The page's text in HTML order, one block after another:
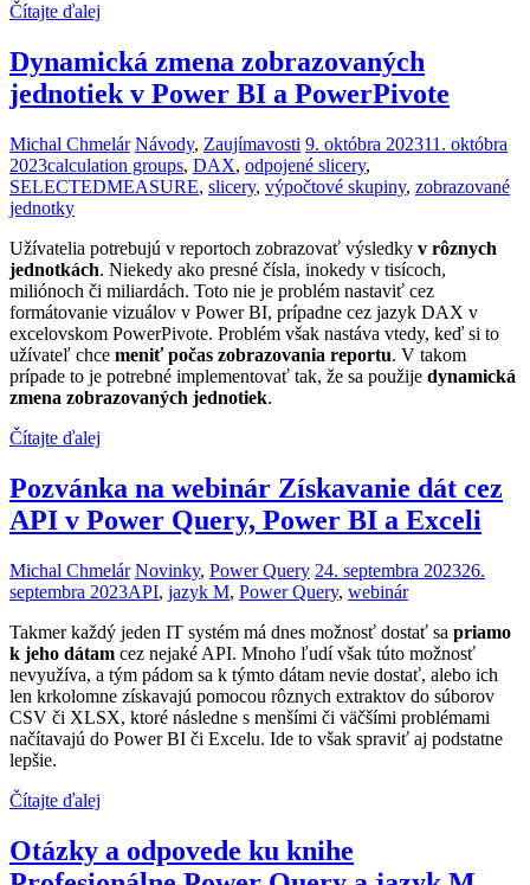
Čítajte ďalej
Dynamická zmena zobrazovaných
jednotiek v Power BI a PowerPivote
Michal Chmelár Návody, Zaujímavosti 9. októbra 202311. októbra
2023calculation groups, DAX, odpojené slicery,
SELECTEDMEASURE, slicery, výpočtové skupiny, zobrazované
jednotky
Užívatelia potrebujú v reportoch zobrazovať výsledky v rôznych
jednotkách. Niekedy ako presné čísla, inokedy v tisícoch,
miliónoch či miliardách. Toto nie je problém nastaviť cez
formátovanie vizuálov v Power BI, prípadne cez jazyk DAX v
excelovskom PowerPivote. Problém však nastáva vtedy, keď si to
užívateľ chce meniť počas zobrazovania reportu. V takom
prípade to je potrebné implementovať tak, že sa použije dynamická
zmena zobrazovaných jednotiek.
Čítajte ďalej
Pozvánka na webinár Získavanie dát cez
API v Power Query, Power BI a Exceli
Michal Chmelár Novinky, Power Query 24. septembra 202326.
septembra 2023API, jazyk M, Power Query, webinár
Takmer každý jeden IT systém má dnes možnosť dostať sa priamo
k jeho dátam cez nejaké API. Mnoho ľudí však túto možnosť
nevyužíva, a tým pádom sa k týmto dátam nevie dostať, alebo ich
len krkolomne získavajú pomocou rôznych extraktov do súborov
CSV či XLSX, ktoré následne s menšími či väčšími problémami
načítavajú do Power BI či Excelu. Ide to však spraviť aj podstatne
lepšie.
Čítajte ďalej
Otázky a odpovede ku knihe